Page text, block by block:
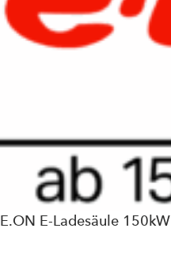
E.ON E-Ladesäule 150kW